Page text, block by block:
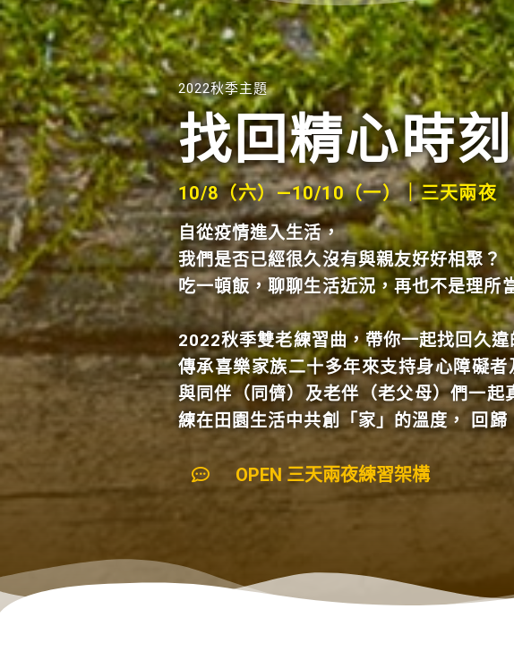
2022秋季主題
找回精心時刻
10/8（六）—10/10（一）｜三天兩夜
自從疫情進入生活，
我們是否已經很久沒有與親友好好相聚？
吃一頓飯，聊聊生活近況，再也不是理所
2022秋季雙老練習曲，帶你一起找回久違
傳承喜樂家族二十多年來支持身心障礙
與同伴（同儕）及老伴（老父母）們一
練在田園生活中共創「家」的溫度， 回
OPEN 三天兩夜練習架構